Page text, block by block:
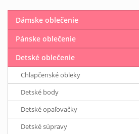
Dámske oblečenie
Pánske oblečenie
Detské oblečenie
Chlapčenské obleky
Detské body
Detské opaľovačky
Detské súpravy